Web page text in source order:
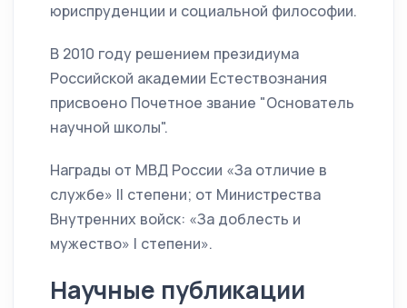
юриспруденции и социальной философии.
В 2010 году решением президиума
Российской академии Естествознания
присвоено Почетное звание "Основатель
научной школы".
Награды от МВД России «За отличие в
службе» II степени; от Министрества
Внутренних войск: «За доблесть и
мужество» I степени».
Научные публикации